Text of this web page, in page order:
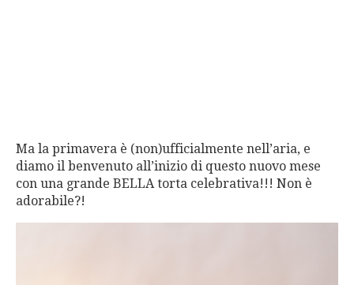
Ma la primavera è (non)ufficialmente nell’aria, e
diamo il benvenuto all’inizio di questo nuovo mese
con una grande BELLA torta celebrativa!!! Non è
adorabile?!